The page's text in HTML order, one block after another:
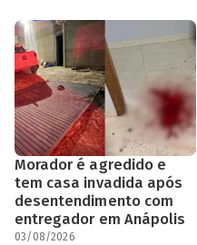
Morador é agredido e
tem casa invadida após
desentendimento com
entregador em Anápolis
03/08/2026